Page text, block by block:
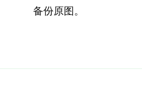
备份原图。